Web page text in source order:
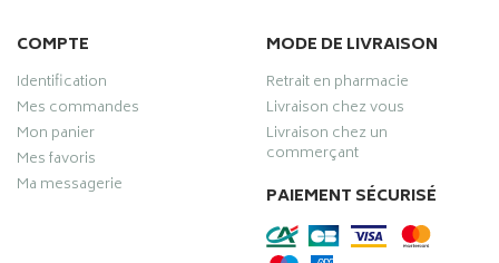
COMPTE
Identification
Mes commandes
Mon panier
Mes favoris
Ma messagerie
MODE DE LIVRAISON
Retrait en pharmacie
Livraison chez vous
Livraison chez un
commerçant
PAIEMENT SÉCURISÉ